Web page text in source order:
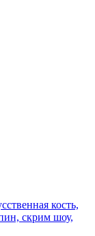
кость,
скрим шоу,